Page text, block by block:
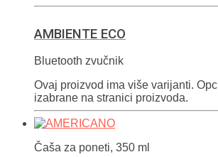
AMBIENTE ECO
Bluetooth zvučnik
Ovaj proizvod ima više varijanti.
izabrane na stranici proizvoda.
Čaša za poneti, 350 ml